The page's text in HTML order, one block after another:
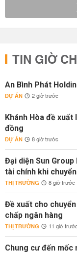
TIN GIỜ
An Bình Phát
DỰ ÁN 2 giờ trước
Khánh Hòa đề xuất
đồng
DỰ ÁN 8 giờ trước
Đại diện Sun
tài chính khi
THỊ TRƯỜNG 8 giờ trước
Đề xuất cho
chấp ngân hàng
THỊ TRƯỜNG 11 giờ
Chung cư đến mốc